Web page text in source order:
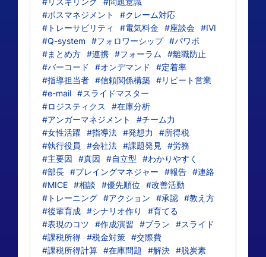
#ボスマネジメント
#クレーム対応
#トレーサビリティ
#電気料金 #座談会 #IVI
#Q-system
#フォロワーシップ #パワポ
#まとめ方 #連携 #フォーラム
#離職防止
#バーコード
#オンデマンド
#定着率
#指導担当者 #信頼関係構築 #リピート営業
#e-mail #スライドマスター
#ロジスティクス
#在庫分析
#アンガーマネジメント
#チーム力
#女性活躍 #指導法 #発想力
#所得税
#執行役員
#会社法 #課題発見
#労務
#主要因
#真因 #自立型
#わかりやすく
#部長 #プレイングマネジャー #報告 #連絡
#MICE #相談 #優先順位
#改善活動
#トレーニング #アクション #承認 #教え方
#後輩育成 #シナリオ作り
#育てる
#表現のコツ
#作成演習 #プラン
#スライド
#課税所得 #税金対策 #交際費
#課税所得計算 #在庫問題 #解決 #脱炭素